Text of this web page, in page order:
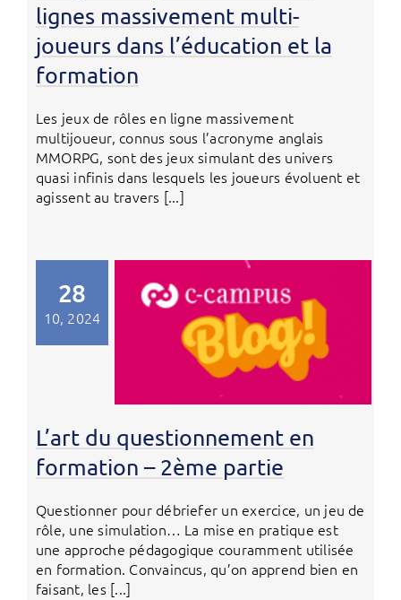
lignes massivement multi-
joueurs dans l’éducation et la
formation
Les jeux de rôles en ligne massivement
multijoueur, connus sous l’acronyme anglais
MMORPG, sont des jeux simulant des univers
quasi infinis dans lesquels les joueurs évoluent et
agissent au travers [...]
28
10, 2024
L’art du questionnement en
formation – 2ème partie
Questionner pour débriefer un exercice, un jeu de
rôle, une simulation… La mise en pratique est
une approche pédagogique couramment utilisée
en formation. Convaincus, qu’on apprend bien en
faisant, les [...]